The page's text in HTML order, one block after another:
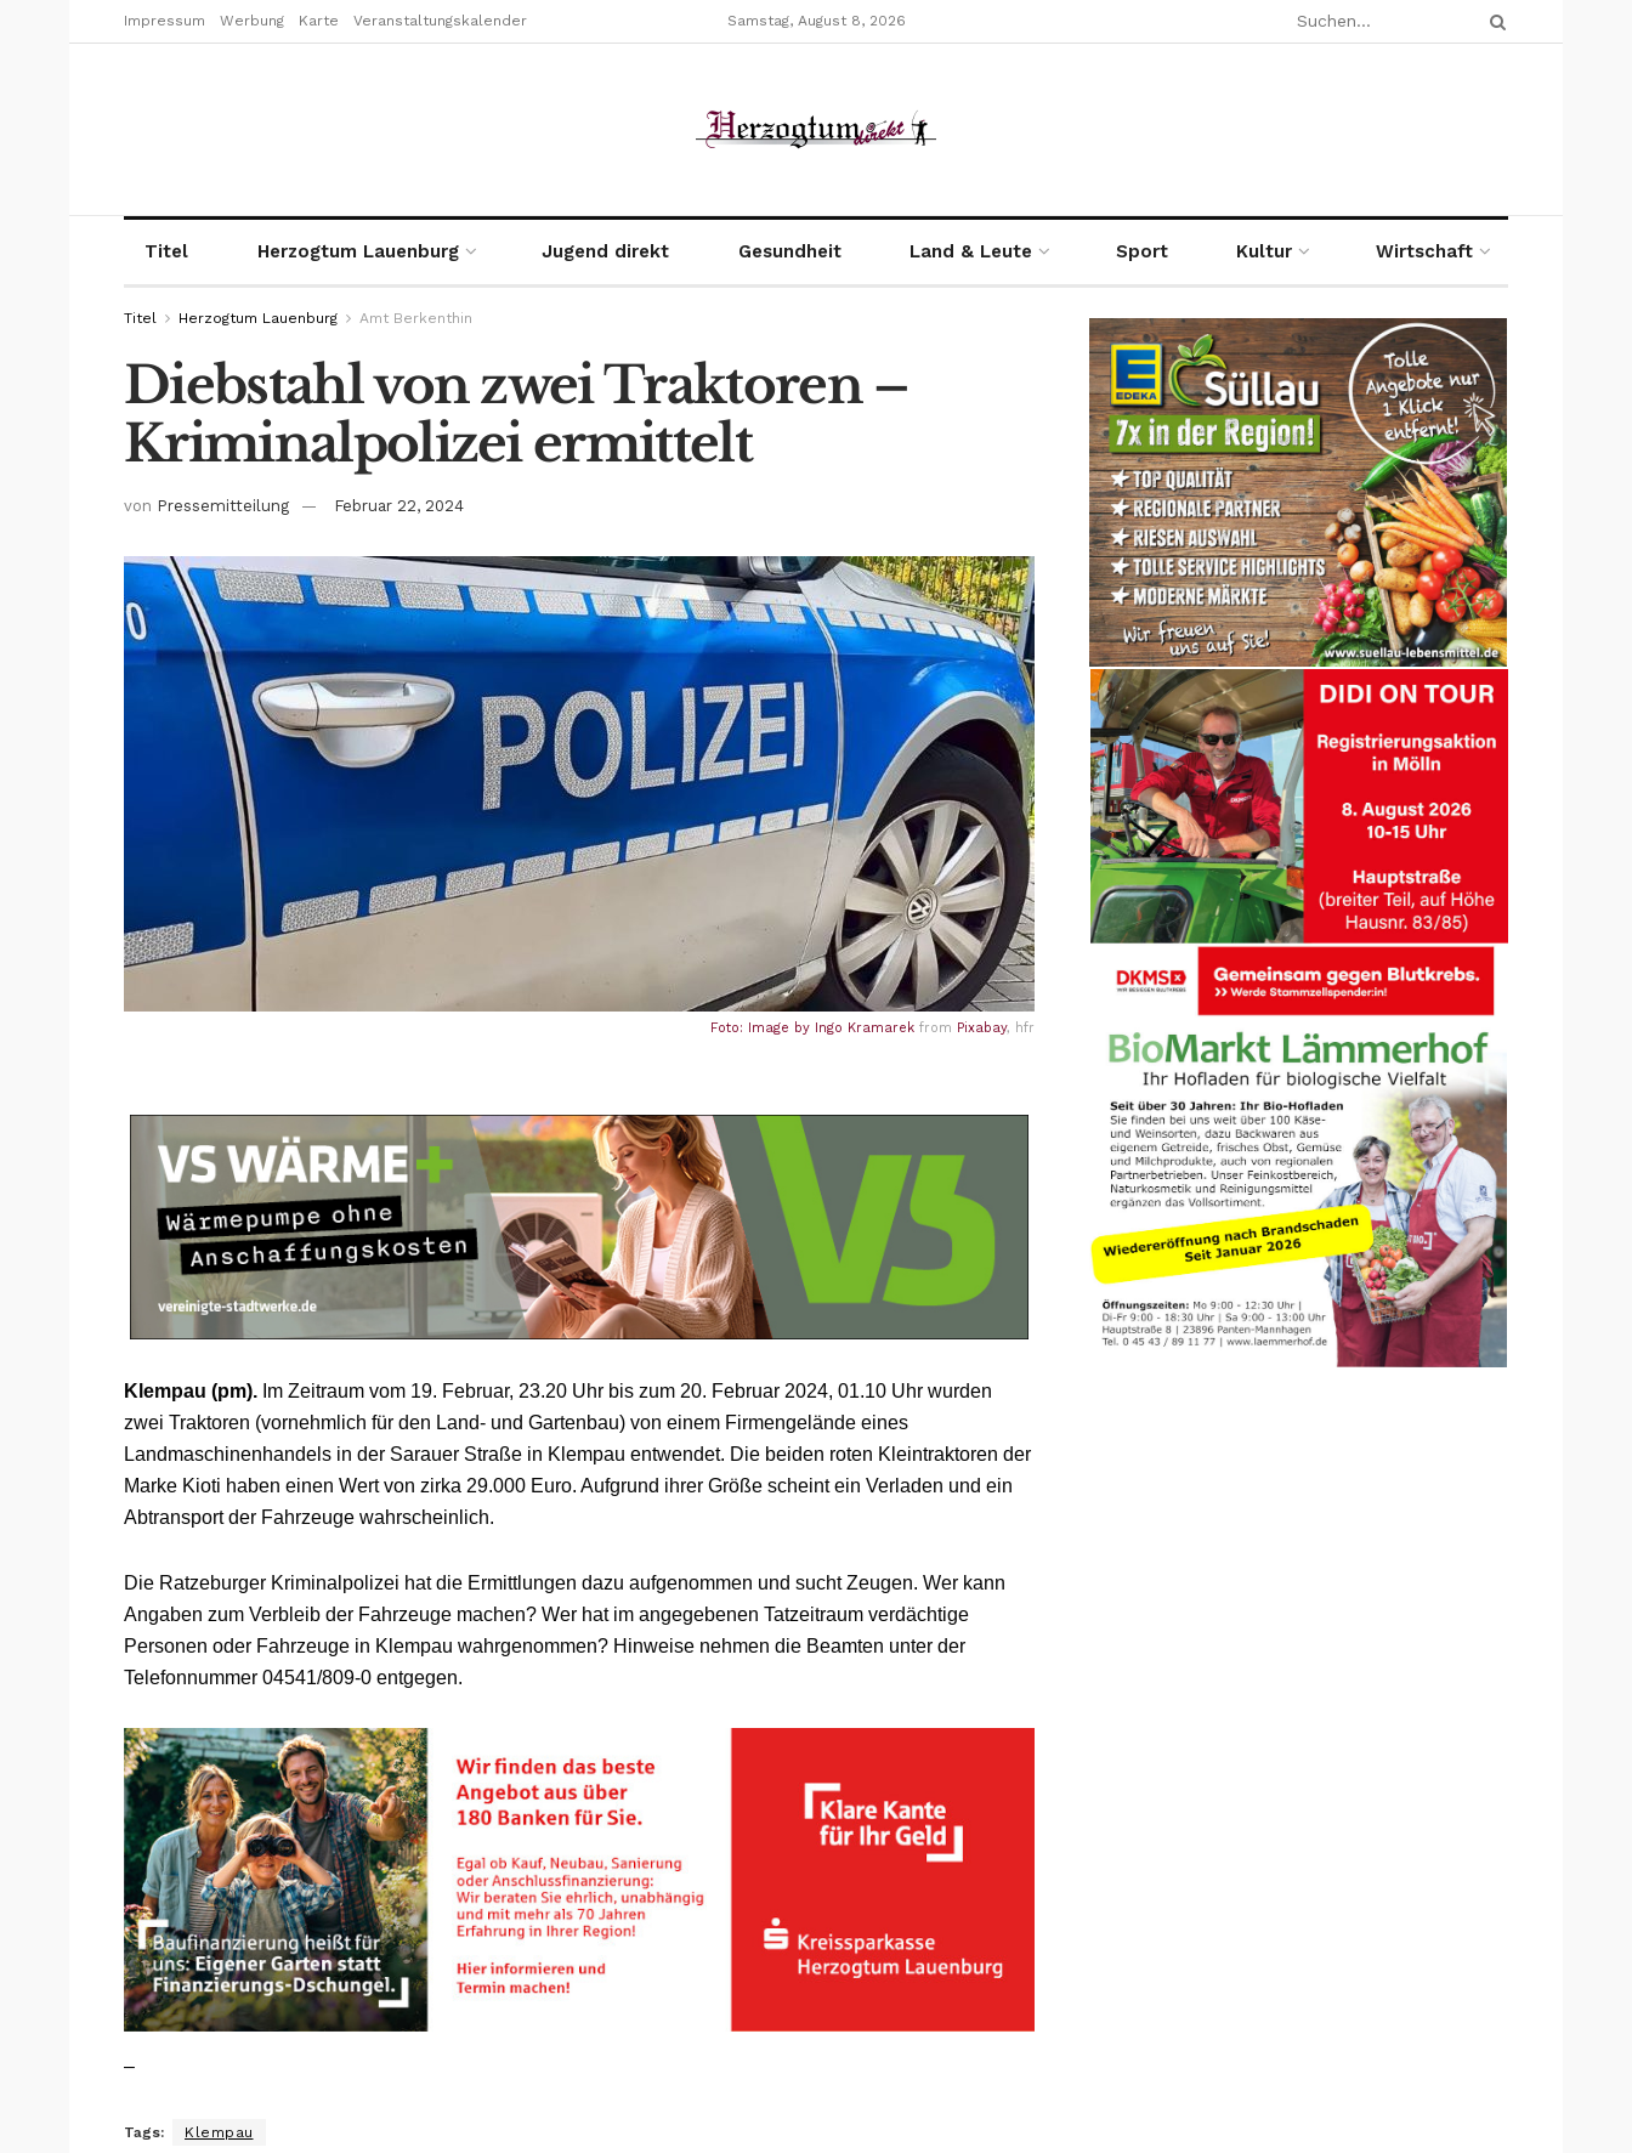
Impressum Werbung Karte Veranstaltungskalender Samstag, August 8, 2026
Titel Herzogtum Lauenburg Jugend direkt Gesundheit Land & Leute Sport Kultur Wirtschaft
Titel Herzogtum Lauenburg Amt Berkenthin
Diebstahl von zwei Traktoren –
Kriminalpolizei ermittelt
von Pressemitteilung Februar 22, 2024
Foto: Image by Ingo Kramarek from Pixabay, hfr
Klempau (pm). Im Zeitraum vom 19. Februar, 23.20 Uhr bis zum 20. Februar 2024, 01.10 Uhr wurden
zwei Traktoren (vornehmlich für den Land- und Gartenbau) von einem Firmengelände eines
Landmaschinenhandels in der Sarauer Straße in Klempau entwendet. Die beiden roten Kleintraktoren der
Marke Kioti haben einen Wert von zirka 29.000 Euro. Aufgrund ihrer Größe scheint ein Verladen und ein
Abtransport der Fahrzeuge wahrscheinlich.
Die Ratzeburger Kriminalpolizei hat die Ermittlungen dazu aufgenommen und sucht Zeugen. Wer kann
Angaben zum Verbleib der Fahrzeuge machen? Wer hat im angegebenen Tatzeitraum verdächtige
Personen oder Fahrzeuge in Klempau wahrgenommen? Hinweise nehmen die Beamten unter der
Telefonnummer 04541/809-0 entgegen.
–
Tags: Klempau